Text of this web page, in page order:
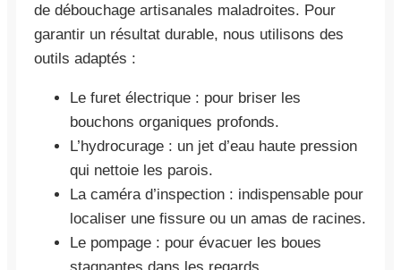
de débouchage artisanales maladroites. Pour
garantir un résultat durable, nous utilisons des
outils adaptés :
Le furet électrique : pour briser les
bouchons organiques profonds.
L’hydrocurage : un jet d’eau haute pression
qui nettoie les parois.
La caméra d’inspection : indispensable pour
localiser une fissure ou un amas de racines.
Le pompage : pour évacuer les boues